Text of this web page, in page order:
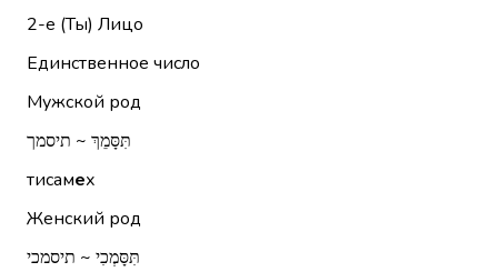
2-е (Ты) Лицо
Единственное число
Мужской род
תִּסָּמֵךְ ~ תיסמך
тисамех
Женский род
תִּסָּמְכִי ~ תיסמכי